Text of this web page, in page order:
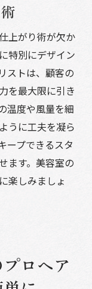
上がり術が欠か
特別にデザイン
ストは、顧客の
を最大限に引き
温度や風量を細
うに工夫を凝ら
ープできるスタ
ます。美容室の
楽しみましょ
ロヘア